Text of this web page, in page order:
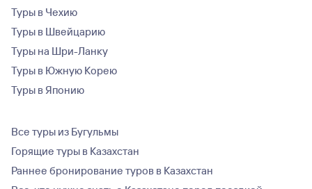
Туры в Чехию
Туры в Швейцарию
Туры на Шри-Ланку
Туры в Южную Корею
Туры в Японию
Все туры из Бугульмы
Горящие туры в Казахстан
Раннее бронирование туров в Казахстан